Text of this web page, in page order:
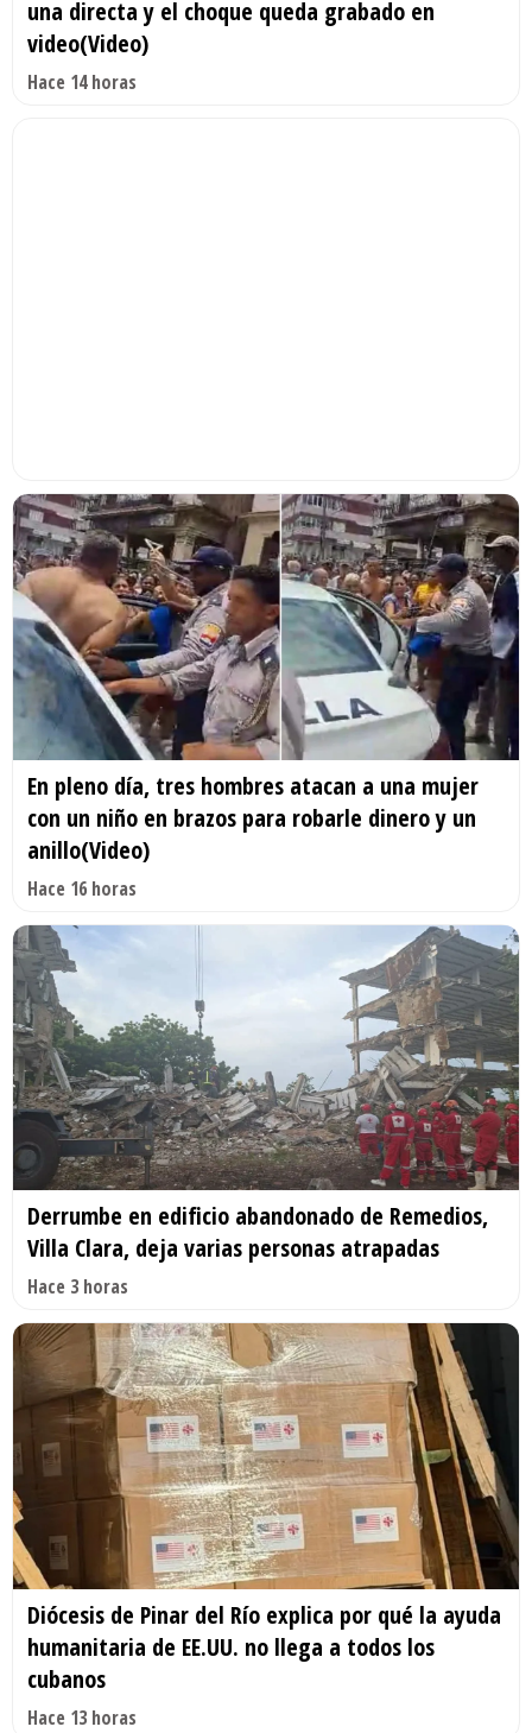
una directa y el choque queda grabado en
video(Video)
Hace 14 horas
En pleno día, tres hombres atacan a una mujer
con un niño en brazos para robarle dinero y un
anillo(Video)
Hace 16 horas
Derrumbe en edificio abandonado de Remedios,
Villa Clara, deja varias personas atrapadas
Hace 3 horas
Diócesis de Pinar del Río explica por qué la ayuda
humanitaria de EE.UU. no llega a todos los
cubanos
Hace 13 horas